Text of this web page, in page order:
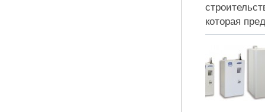
которая